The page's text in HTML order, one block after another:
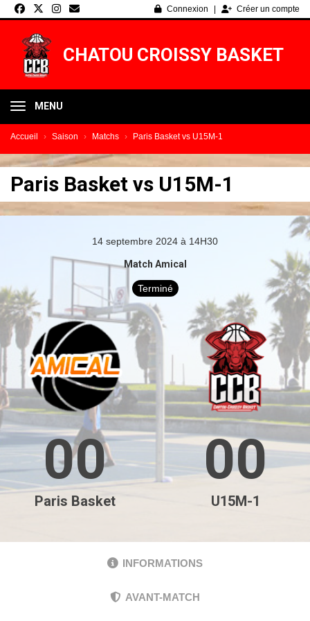
Connexion Créer un compte
CHATOU CROISSY BASKET
MENU
Accueil Saison Matchs Paris Basket vs U15M-1
Paris Basket vs U15M-1
14 septembre 2024 à 14H30
Match Amical
Terminé
00 00
Paris Basket U15M-1
INFORMATIONS
AVANT-MATCH
Panneau de gestion des cookies